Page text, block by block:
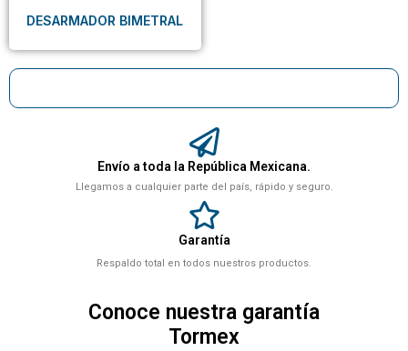
Envío a toda la República Mexicana.
Llegamos a cualquier parte del país, rápido y seguro.
Garantía
Respaldo total en todos nuestros productos.
Conoce nuestra garantía
Tormex
DESARMADOR BIMETRAL